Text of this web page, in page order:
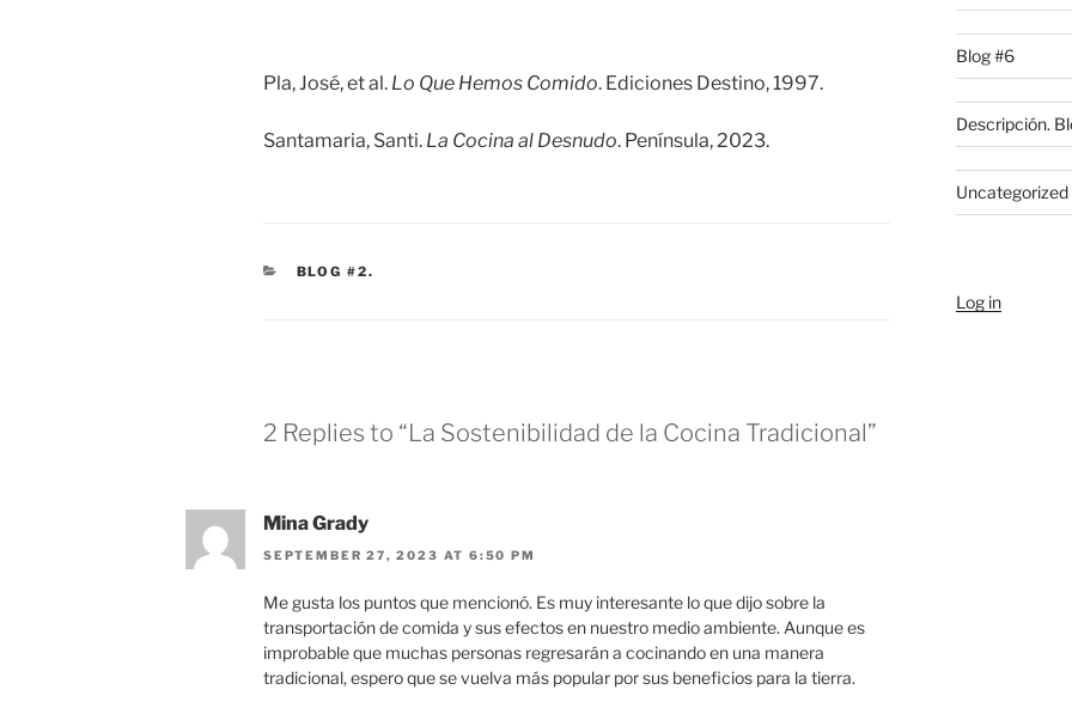
Pla, José, et al. Lo Que Hemos Comido. Ediciones Destino, 1997.
Santamaria, Santi. La Cocina al Desnudo. Península, 2023.
CATEGORIES
BLOG #2.
2 Replies to “La Sostenibilidad de la Cocina Tradicional”
Mina Grady
SEPTEMBER 27, 2023 AT 6:50 PM
Me gusta los puntos que mencionó. Es muy interesante lo que dijo sobre la
transportación de comida y sus efectos en nuestro medio ambiente. Aunque es
improbable que muchas personas regresarán a cocinando en una manera
tradicional, espero que se vuelva más popular por sus beneficios para la tierra.
Blog #6
Descripción.
Uncategorized
Log in